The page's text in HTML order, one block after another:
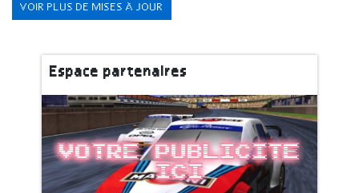
VOIR PLUS DE MISES À JOUR
Espace partenaires
Votre publicite
ici